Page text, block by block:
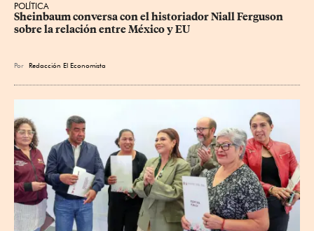
POLÍTICA
Sheinbaum conversa con el historiador Niall Ferguson
sobre la relación entre México y EU
Por Redacción El Economista